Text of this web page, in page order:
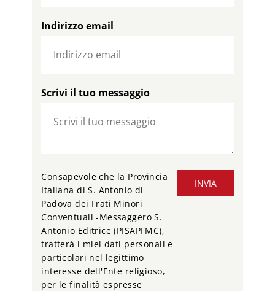
Indirizzo email
Scrivi il tuo messaggio
INVIA
Consapevole che la Provincia
Italiana di S. Antonio di
Padova dei Frati Minori
Conventuali -Messaggero S.
Antonio Editrice (PISAPFMC),
tratterà i miei dati personali e
particolari nel legittimo
interesse dell'Ente religioso,
per le finalità espresse